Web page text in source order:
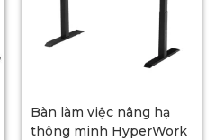
Bàn làm việc nâng hạ
thông minh HyperWork